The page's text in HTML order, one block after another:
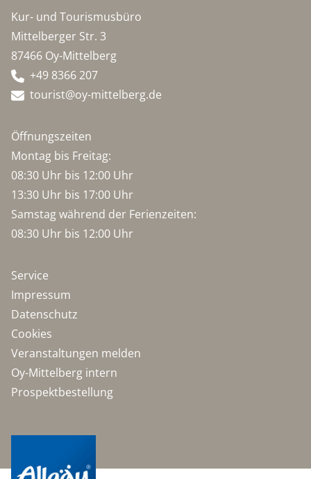
Kur- und Tourismusbüro
Mittelberger Str. 3
87466 Oy-Mittelberg
+49 8366 207
tourist@oy-mittelberg.de
Öffnungszeiten
Montag bis Freitag:
08:30 Uhr bis 12:00 Uhr
13:30 Uhr bis 17:00 Uhr
Samstag während der Ferienzeiten:
08:30 Uhr bis 12:00 Uhr
Service
Impressum
Datenschutz
Cookies
Veranstaltungen melden
Oy-Mittelberg intern
Prospektbestellung